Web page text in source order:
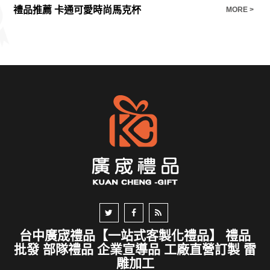
禮品推薦 卡通可愛時尚馬克杯 MORE >
台中廣宬禮品【一站式客製化禮品】 禮品
批發 部隊禮品 企業宣導品 工廠直營訂製 雷
雕加工